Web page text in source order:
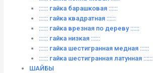
:::::: гайка барашковая ::::::
:::::: гайка квадратная ::::::
:::::: гайка врезная по дереву ::::::
:::::: гайка низкая ::::::
:::::: гайка шестигранная медная ::::::
:::::: гайка шестигранная латунная ::::::
ШАЙБЫ